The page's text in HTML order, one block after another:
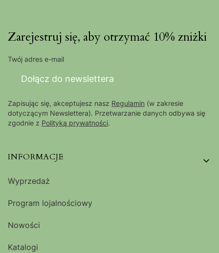
Zarejestruj się, aby otrzymać 10% zniżki
Twój adres e-mail
Dołącz do newslettera
Zapisując się, akceptujesz nasz Regulamin (w zakresie
dotyczącym Newslettera). Przetwarzanie danych odbywa się
zgodnie z Polityką prywatności.
Linki w stopce
INFORMACJE
Wyprzedaż
Program lojalnościowy
Nowości
Katalogi